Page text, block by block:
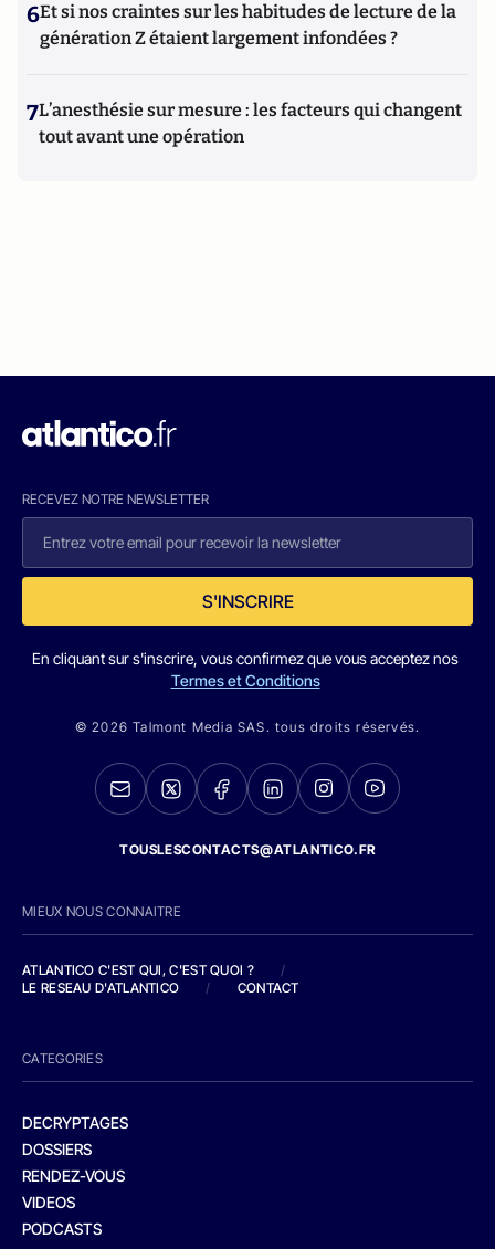
6Et si nos craintes sur les habitudes de lecture de la
génération Z étaient largement infondées ?
7L’anesthésie sur mesure : les facteurs qui changent
tout avant une opération
RECEVEZ NOTRE NEWSLETTER
S'INSCRIRE
En cliquant sur s'inscrire, vous confirmez que vous acceptez nos
Termes et Conditions
© 2026 Talmont Media SAS. tous droits réservés.
TOUSLESCONTACTS@ATLANTICO.FR
MIEUX NOUS CONNAITRE
ATLANTICO C'EST QUI, C'EST QUOI ?
/
LE RESEAU D'ATLANTICO
/ CONTACT
CATEGORIES
DECRYPTAGES
DOSSIERS
RENDEZ-VOUS
VIDEOS
PODCASTS